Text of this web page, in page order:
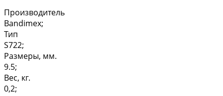
Производитель
Bandimex;
Тип
S722;
Размеры, мм.
9.5;
Вес, кг.
0,2;